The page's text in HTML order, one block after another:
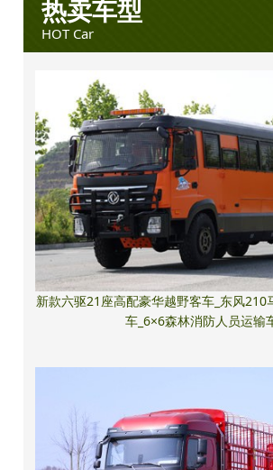
热卖车型
HOT Car
新款六驱21座高配豪华越野客车_东风210
车_6×6森林消防人员运输